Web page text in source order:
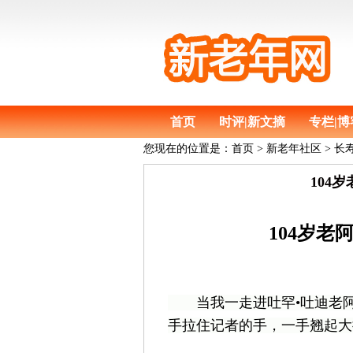
首页 时评|新文摘 专栏|博
您现在的位置是： 首页 > 新老年社区
104岁
104岁老
当我一走进吐罕•吐迪老阿
手拉住记者的手，一手翘起